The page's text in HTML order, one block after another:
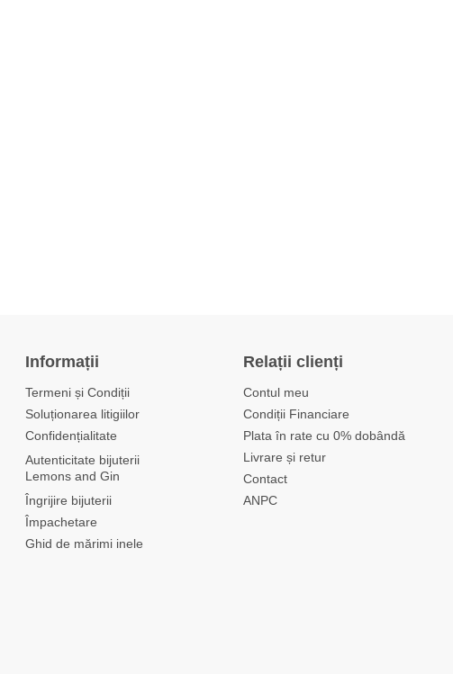
Informații
Termeni și Condiții
Soluționarea litigiilor
Confidențialitate
Autenticitate bijuterii
Lemons and Gin
Îngrijire bijuterii
Împachetare
Ghid de mărimi inele
Relații clienți
Contul meu
Condiții Financiare
Plata în rate cu 0% dobândă
Livrare și retur
Contact
ANPC